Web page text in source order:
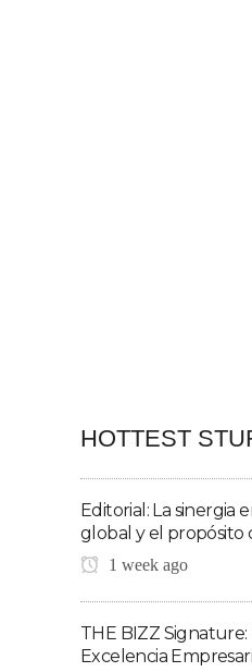
HOTTEST
Editorial: La sinergia
global y el propósito
1 week ago
THE BIZZ
Excelencia